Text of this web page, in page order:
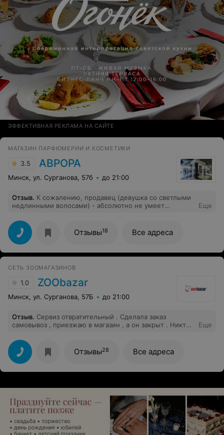
предложила проводить экспертизу сразу при покупке.
ЭФФЕКТИВНАЯ РЕКЛАМА НА САЙТЕ
МАГАЗИН ПАРФЮМЕРИИ И КОСМЕТИКИ
3.5 АВРОРА
Минск, ул. Сурганова, 57б до 21:00
Отзыв. К сожалению, продавец (девушка со светлыми
недлинными волосами) - абсолютно не умеет
протестировать аромат - это верх
непрофессионализма, такие люди не должны работать
в сфере обслуживания. Оставила крайне негативные
впечатления. Ходила и громко комментировала как же
ей надоело поправлять крышечки на парфюмах.
вернусь.Руководство, обратите пожалуйста внимание
на эту сотрудницу.
Еще
Отзывы18 Все адреса
СЕТЬ ЗООМАГАЗИНОВ
1.0 ZOObazar
Минск, ул. Сурганова, 57Б до 21:00
Отзыв. Сервиз отвратительный . Сделала заказ
самовывоз , приезжаю в магазин , а он закрыт . Никто
клиентам ? Я еду на такси , чтобы успеть , приехала и
поцеловала дверь Не рекомендую
Еще
Отзывы28 Все адреса